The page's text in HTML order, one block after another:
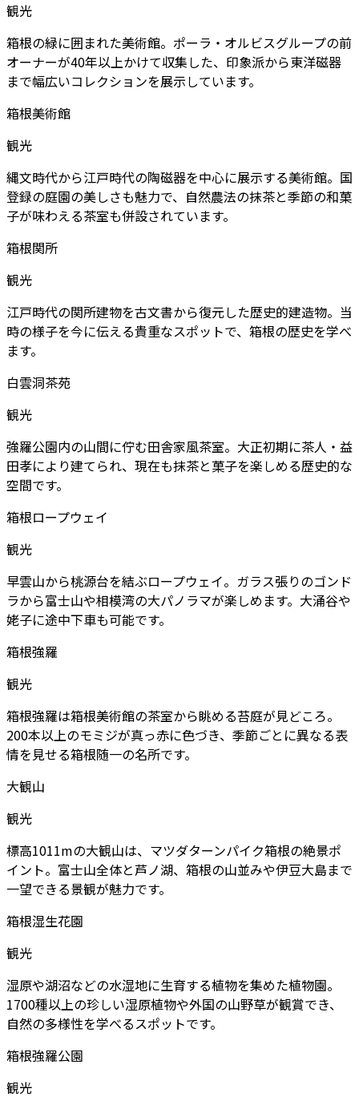
観光
箱根の緑に囲まれた美術館。ポーラ・オルビスグループの前
オーナーが40年以上かけて収集した、印象派から東洋磁器
まで幅広いコレクションを展示しています。
箱根美術館
観光
縄文時代から江戸時代の陶磁器を中心に展示する美術館。国
登録の庭園の美しさも魅力で、自然農法の抹茶と季節の和菓
子が味わえる茶室も併設されています。
箱根関所
観光
江戸時代の関所建物を古文書から復元した歴史的建造物。当
時の様子を今に伝える貴重なスポットで、箱根の歴史を学べ
ます。
白雲洞茶苑
観光
強羅公園内の山間に佇む田舎家風茶室。大正初期に茶人・益
田孝により建てられ、現在も抹茶と菓子を楽しめる歴史的な
空間です。
箱根ロープウェイ
観光
早雲山から桃源台を結ぶロープウェイ。ガラス張りのゴンド
ラから富士山や相模湾の大パノラマが楽しめます。大涌谷や
姥子に途中下車も可能です。
箱根強羅
観光
箱根強羅は箱根美術館の茶室から眺める苔庭が見どころ。
200本以上のモミジが真っ赤に色づき、季節ごとに異なる表
情を見せる箱根随一の名所です。
大観山
観光
標高1011mの大観山は、マツダターンパイク箱根の絶景ポ
イント。富士山全体と芦ノ湖、箱根の山並みや伊豆大島まで
一望できる景観が魅力です。
箱根湿生花園
観光
湿原や湖沼などの水湿地に生育する植物を集めた植物園。
1700種以上の珍しい湿原植物や外国の山野草が観賞でき、
自然の多様性を学べるスポットです。
箱根強羅公園
観光